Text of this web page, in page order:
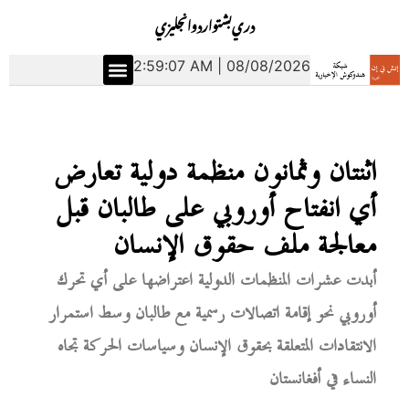
انجليزياردوبشتودري
2:59:08 AM | 08/08/2026
اثنتان وثمانون منظمة دولية تعارض
أي انفتاح أوروبي على طالبان قبل
معالجة ملف حقوق الإنسان
أبدت عشرات المنظمات الدولية اعتراضها على أي تحرك
أوروبي نحو إقامة اتصالات رسمية مع طالبان وسط استمرار
الانتقادات المتعلقة بحقوق الإنسان وسياسات الحركة تجاه
النساء في أفغانستان